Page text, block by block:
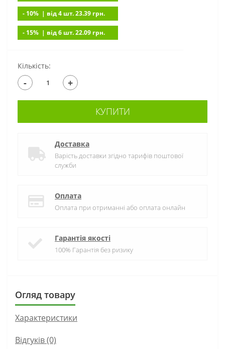
- 10% | вiд 4 шт. 23.39 грн.
- 15% | вiд 6 шт. 22.09 грн.
Кількість:
- +
КУПИТИ
Доставка
Варість доставки згідно тарифів поштової
служби
Оплата
Оплата при отриманні або оплата онлайн
Гарантія якості
100% Гарантія без ризику
Огляд товару
Характеристики
Відгуків (0)